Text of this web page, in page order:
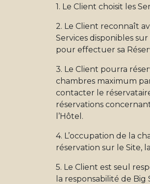
1. Le Client choisit les
2. Le Client reconnaît
Services disponibles
pour effectuer sa
3. Le Client pourra
chambres maximum
contacter le
réservations
l’Hôtel.
4. L’occupation de la
réservation sur le Site,
5. Le Client est seul
la responsabilité de